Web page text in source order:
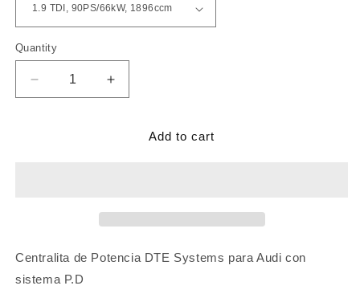
Quantity
Decrease
quantity
1997
Increase
quantity
1997
Add to cart
Centralita de Potencia DTE Systems para Audi con
sistema P.D